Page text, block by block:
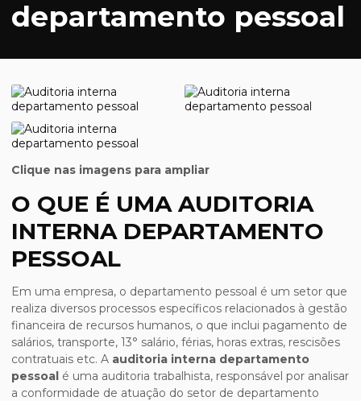
departamento pessoal
Clique nas imagens para ampliar
O QUE É UMA AUDITORIA
INTERNA DEPARTAMENTO
PESSOAL
Em uma empresa, o departamento pessoal é um setor que
realiza diversos processos específicos relacionados à gestão
financeira de recursos humanos, o que inclui pagamento de
salários, transporte, 13° salário, férias, horas extras, rescisões
contratuais etc. A auditoria interna departamento
pessoal é uma auditoria trabalhista, responsável por analisar
a conformidade de atuação do setor de departamento